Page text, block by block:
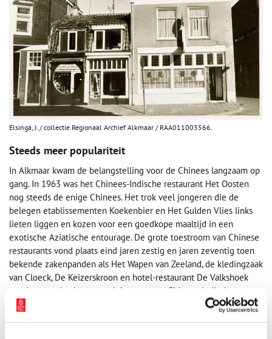
Elsinga, J. / collectie Regionaal Archief Alkmaar / RAA011003566.
Steeds meer populariteit
In Alkmaar kwam de belangstelling voor de Chinees langzaam op
gang. In 1963 was het Chinees-Indische restaurant Het Oosten
nog steeds de enige Chinees. Het trok veel jongeren die de
belegen etablissementen Koekenbier en Het Gulden Vlies links
lieten liggen en kozen voor een goedkope maaltijd in een
exotische Aziatische entourage. De grote toestroom van Chinese
restaurants vond plaats eind jaren zestig en jaren zeventig toen
bekende zakenpanden als Het Wapen van Zeeland, de kledingzaak
van Cloeck, De Keizerskroon en hotel-restaurant De Valkshoek
werden opgekocht ter vestiging van een Chinees-Indisch
restaurant. Ook in de dorpen rondom Alkmaar – zelfs in het
protestants-christelijke Broek op Langedijk – veroverde de